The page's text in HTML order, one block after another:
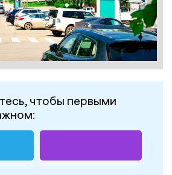
чтобы первыми